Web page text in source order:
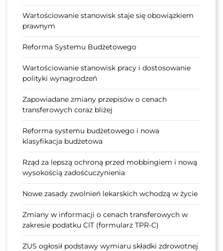
Wartościowanie stanowisk staje się obowiązkiem
prawnym
Reforma Systemu Budżetowego
Wartościowanie stanowisk pracy i dostosowanie
polityki wynagrodzeń
Zapowiadane zmiany przepisów o cenach
transferowych coraz bliżej
Reforma systemu budżetowego i nowa
klasyfikacja budżetowa
Rząd za lepszą ochroną przed mobbingiem i nową
wysokością zadośćuczynienia
Nowe zasady zwolnień lekarskich wchodzą w życie
Zmiany w informacji o cenach transferowych w
zakresie podatku CIT (formularz TPR-C)
ZUS ogłosił podstawy wymiaru składki zdrowotnej